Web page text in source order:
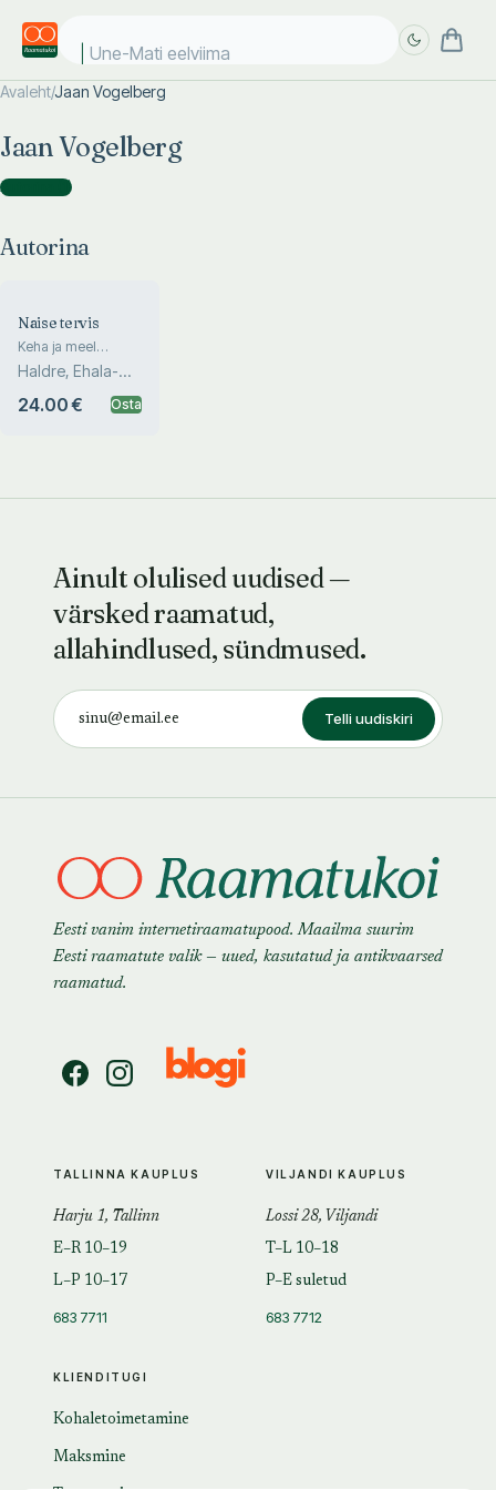
Une-Mati eelviimas
Avaleht/Jaan Vogelberg
Jaan Vogelberg
Autorina )
Autorina
Naise tervis
Keha ja meel
üleminekueas
Haldre, Ehala-
Vogelberg, H...
24.00 € Osta
Ainult olulised uudised —
värsked raamatud,
allahindlused, sündmused.
Telli uudiskiri
Eesti vanim internetiraamatupood. Maailma suurim
Eesti raamatute valik — uued, kasutatud ja antikvaarsed
raamatud.
KLIENDITUGI
Kohaletoimetamine
Maksmine
TALLINNA KAUPLUS
Harju 1, Tallinn
E–R 10–19
L–P 10–17
683 7711
VILJANDI KAUPLUS
Lossi 28, Viljandi
T–L 10–18
P–E suletud
683 7712